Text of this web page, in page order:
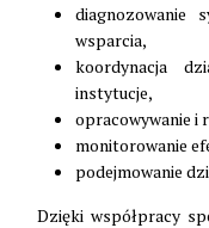
diagnozowanie
wsparcia,
koordynacja
instytucje,
opracowywanie i
monitorowanie
podejmowanie
Dzięki współpracy